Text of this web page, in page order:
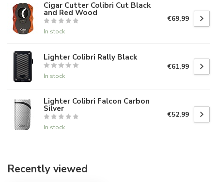
Cigar Cutter Colibri Cut Black
and Red Wood
In stock
€69,99
Lighter Colibri Rally Black
In stock
€61,99
Lighter Colibri Falcon Carbon
Silver
In stock
€52,99
Recently viewed